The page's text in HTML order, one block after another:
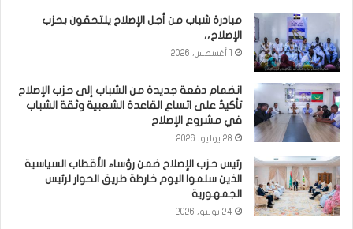
مبادرة شباب من أجل الإصلاح يلتحقون بحزب
الإصلاح،،
انضمام دفعة جديدة من الشباب إلى حزب الإصلاح
تأكيدٌ على اتساع القاعدة الشعبية وثقة الشباب
في مشروع الإصلاح
28 يوليو، 2026
رئيس حزب الإصلاح ضمن رؤساء الأقطاب السياسية
الذين سلموا اليوم خارطة طريق الحوار لرئيس
الجمهورية
24 يوليو، 2026